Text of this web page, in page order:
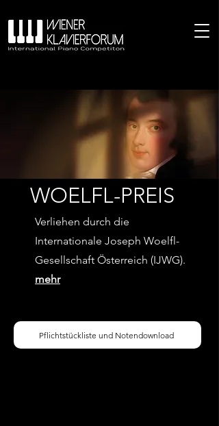
WOELFL-PREIS
Verliehen durch die
Internationale Joseph Woelfl-
Gesellschaft Österreich (IJWG).
mehr
Pflichtstückliste und Notendownload